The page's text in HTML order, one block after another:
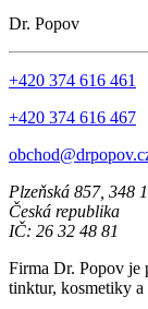
Dr. Popov
+420 374 616 461
+420 374 616 467
Plzeňská 857, 348
Česká republika
IČ: 26 32 48 81
Firma Dr. Popov je
tinktur, kosmetiky